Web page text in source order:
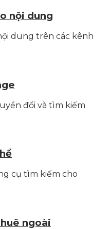
nội dung
dung trên các kênh
đổi và tìm kiếm
cụ tìm kiếm cho
ngoài